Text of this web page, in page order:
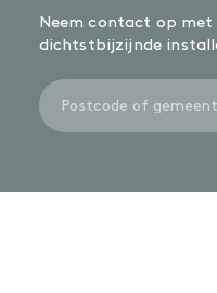
Neem contact op met
dichtstbijzijnde